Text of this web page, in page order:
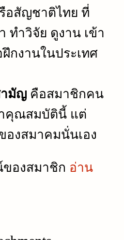
อสัญชาติไทย ที่
ทำวิจัย ดูงาน เข้า
กงานในประเทศ
มัญคือสมาชิกคน
คุณสมบัตินี้ แต่
องสมาคมนั่นเอง
องสมาชิก อ่าน